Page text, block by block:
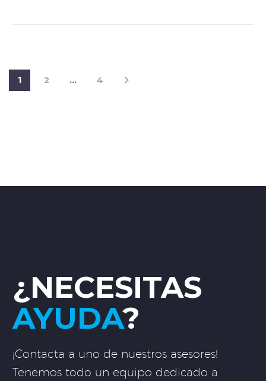
1 2 … 4
¿NECESITAS
AYUDA?
¡Contacta a uno de nuestros asesores!
Tenemos todo un equipo dedicado a